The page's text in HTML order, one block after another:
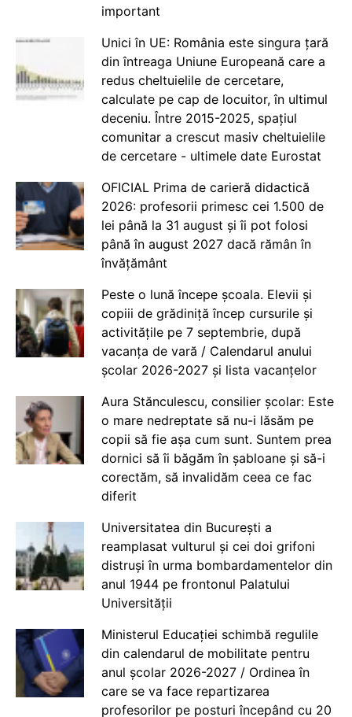
important
Unici în UE: România este singura țară
din întreaga Uniune Europeană care a
redus cheltuielile de cercetare,
calculate pe cap de locuitor, în ultimul
deceniu. Între 2015-2025, spațiul
comunitar a crescut masiv cheltuielile
de cercetare - ultimele date Eurostat
OFICIAL Prima de carieră didactică
2026: profesorii primesc cei 1.500 de
lei până la 31 august și îi pot folosi
până în august 2027 dacă rămân în
învățământ
Peste o lună începe școala. Elevii și
copiii de grădiniță încep cursurile și
activitățile pe 7 septembrie, după
vacanța de vară / Calendarul anului
școlar 2026-2027 și lista vacanțelor
Aura Stănculescu, consilier școlar: Este
o mare nedreptate să nu-i lăsăm pe
copii să fie așa cum sunt. Suntem prea
dornici să îi băgăm în șabloane și să-i
corectăm, să invalidăm ceea ce fac
diferit
Universitatea din București a
reamplasat vulturul și cei doi grifoni
distruși în urma bombardamentelor din
anul 1944 pe frontonul Palatului
Universității
Ministerul Educației schimbă regulile
din calendarul de mobilitate pentru
anul școlar 2026-2027 / Ordinea în
care se va face repartizarea
profesorilor pe posturi începând cu 20